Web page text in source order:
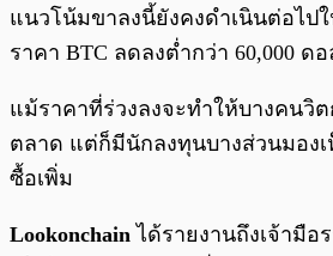
แนวโน้มขาลงนี้ยังคงดำเนินต่อไป
ราคา BTC ลดลงต่ำกว่า 60,000 ด
แม้ราคาที่ร่วงลงจะทำให้บางคนวิ
ตลาด แต่ก็มีนักลงทุนบางส่วนมอง
ซื้อเพิ่ม
Lookonchain ได้รายงานถึงเจ้ามือ